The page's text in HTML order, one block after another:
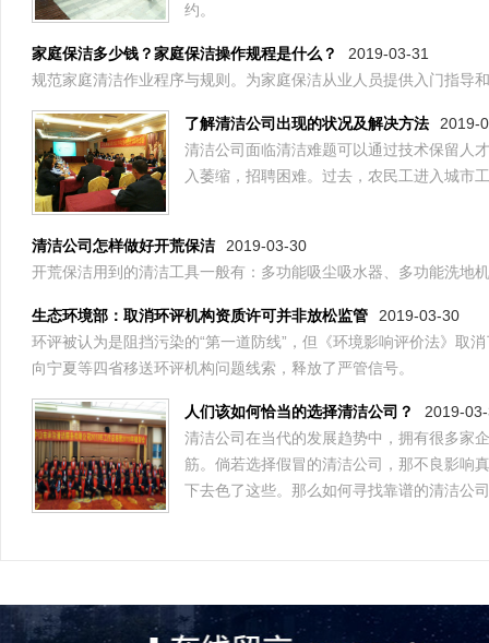
约。
家庭保洁多少钱？家庭保洁操作规程是什么？
2019-03-31
规范家庭清洁作业程序与规则。为家庭保洁从业人员提供入门指导
了解清洁公司出现的状况及解决方法
2019-
清洁公司面临清洁难题可以通过技术保留人
入萎缩，招聘困难。过去，农民工进入城市
清洁公司怎样做好开荒保洁
2019-03-30
开荒保洁用到的清洁工具一般有：多功能吸尘吸水器、多功能洗地
生态环境部：取消环评机构资质许可并非放松监管
2019-03-30
环评被认为是阻挡污染的“第一道防线”，但《环境影响评价法》取
向宁夏等四省移送环评机构问题线索，释放了严管信号。
人们该如何恰当的选择清洁公司？
2019-
清洁公司在当代的发展趋势中，拥有很多家
筋。倘若选择假冒的清洁公司，那不良影响
下去色了这些。那么如何寻找靠谱的清洁公